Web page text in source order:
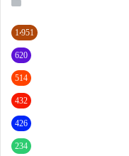
1٬951
620
514
432
426
234